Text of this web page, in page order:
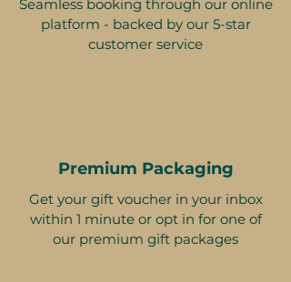
Seamless booking through our online
platform - backed by our 5-star
customer service
Premium Packaging
Get your gift voucher in your inbox
within 1 minute or opt in for one of
our premium gift packages